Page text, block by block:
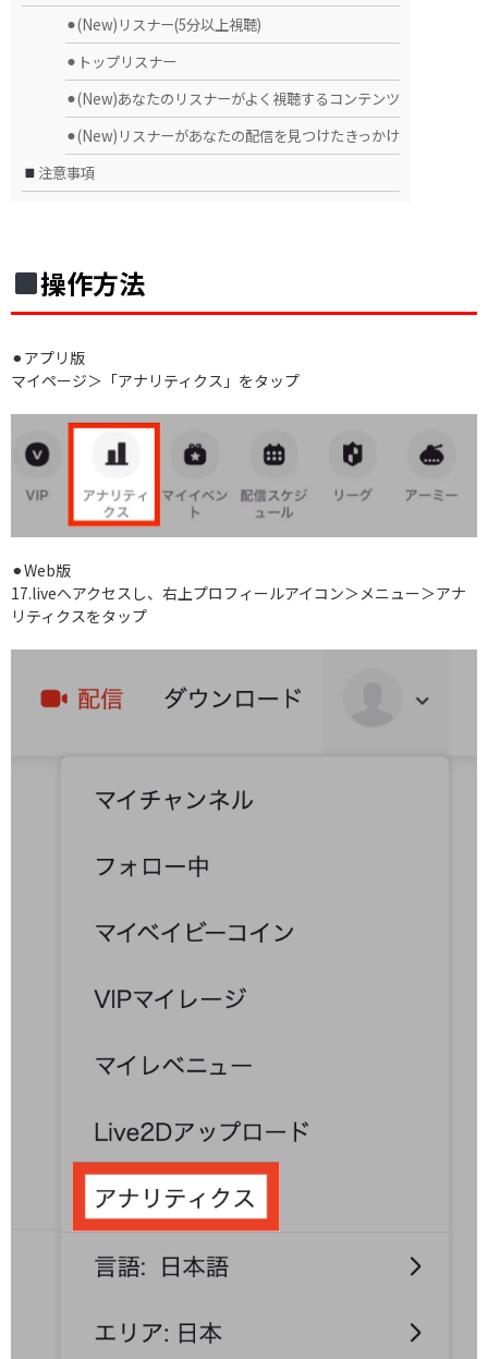
⚫︎(New)リスナー(5分以上視聴)
⚫︎トップリスナー
⚫︎(New)あなたのリスナーがよく視聴するコンテンツ
⚫︎(New)リスナーがあなたの配信を見つけたきっかけ
注意事項
操作方法
⚫︎アプリ版
マイページ＞「アナリティクス」をタップ
⚫︎Web版
17.liveへアクセスし、右上プロフィールアイコン＞メニュー＞アナ
リティクスをタップ